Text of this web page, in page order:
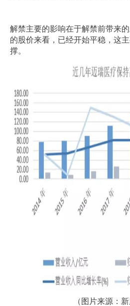
解禁主要的影响在于解禁前带来
的股价来看，已经开始平稳，这
撑。
（图片来源：新